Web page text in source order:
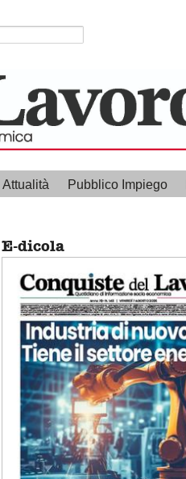
Attualità Pubblico Impiego
E-dicola